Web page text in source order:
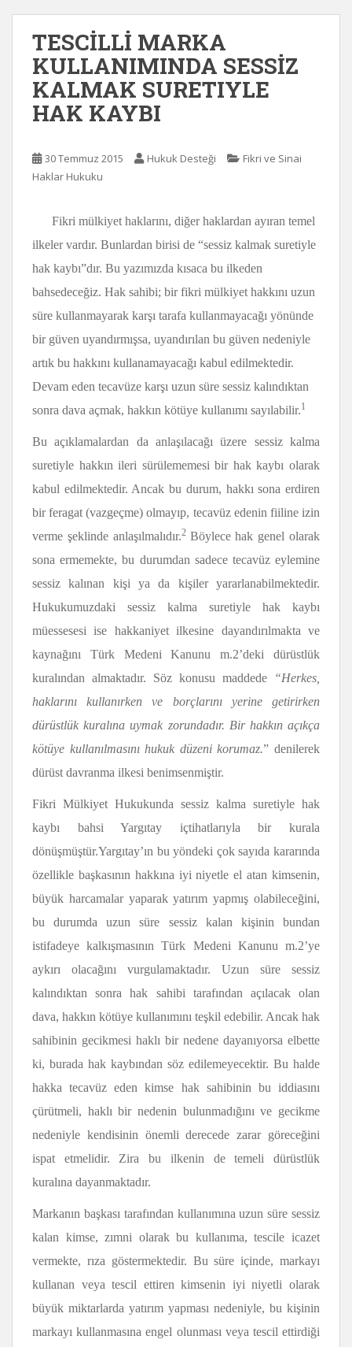
TESCİLLİ MARKA
KULLANIMINDA SESSİZ
KALMAK SURETIYLE
HAK KAYBI
30 Temmuz 2015 Hukuk Desteği
Fikri ve Sinai
Haklar Hukuku
Fikri mülkiyet haklarını, diğer haklardan ayıran temel
ilkeler vardır. Bunlardan birisi de “sessiz kalmak suretiyle
hak kaybı”dır. Bu yazımızda kısaca bu ilkeden
bahsedeceğiz. Hak sahibi; bir fikri mülkiyet hakkını uzun
süre kullanmayarak karşı tarafa kullanmayacağı yönünde
bir güven uyandırmışsa, uyandırılan bu güven nedeniyle
artık bu hakkını kullanamayacağı kabul edilmektedir.
Devam eden tecavüze karşı uzun süre sessiz kalındıktan
sonra dava açmak, hakkın kötüye kullanımı sayılabilir.1
Bu açıklamalardan da anlaşılacağı üzere sessiz kalma
suretiyle hakkın ileri sürülememesi bir hak kaybı olarak
kabul edilmektedir. Ancak bu durum, hakkı sona erdiren
bir feragat (vazgeçme) olmayıp, tecavüz edenin fiiline izin
verme şeklinde anlaşılmalıdır.2 Böylece hak genel olarak
sona ermemekte, bu durumdan sadece tecavüz eylemine
sessiz kalınan kişi ya da kişiler yararlanabilmektedir.
Hukukumuzdaki sessiz kalma suretiyle hak kaybı
müessesesi ise hakkaniyet ilkesine dayandırılmakta ve
kaynağını Türk Medeni Kanunu m.2’deki dürüstlük
kuralından almaktadır. Söz konusu maddede “Herkes,
haklarını kullanırken ve borçlarını yerine getirirken
dürüstlük kuralına uymak zorundadır. Bir hakkın açıkça
kötüye kullanılmasını hukuk düzeni korumaz.” denilerek
dürüst davranma ilkesi benimsenmiştir.
Fikri Mülkiyet Hukukunda sessiz kalma suretiyle hak
kaybı bahsi Yargıtay içtihatlarıyla bir kurala
dönüşmüştür.Yargıtay’ın bu yöndeki çok sayıda kararında
özellikle başkasının hakkına iyi niyetle el atan kimsenin,
büyük harcamalar yaparak yatırım yapmış olabileceğini,
bu durumda uzun süre sessiz kalan kişinin bundan
istifadeye kalkışmasının Türk Medeni Kanunu m.2’ye
aykırı olacağını vurgulamaktadır. Uzun süre sessiz
kalındıktan sonra hak sahibi tarafından açılacak olan
dava, hakkın kötüye kullanımını teşkil edebilir. Ancak hak
sahibinin gecikmesi haklı bir nedene dayanıyorsa elbette
ki, burada hak kaybından söz edilemeyecektir. Bu halde
hakka tecavüz eden kimse hak sahibinin bu iddiasını
çürütmeli, haklı bir nedenin bulunmadığını ve gecikme
nedeniyle kendisinin önemli derecede zarar göreceğini
ispat etmelidir. Zira bu ilkenin de temeli dürüstlük
kuralına dayanmaktadır.
Markanın başkası tarafından kullanımına uzun süre sessiz
kalan kimse, zımni olarak bu kullanıma, tescile icazet
vermekte, rıza göstermektedir. Bu süre içinde, markayı
kullanan veya tescil ettiren kimsenin iyi niyetli olarak
büyük miktarlarda yatırım yapması nedeniyle, bu kişinin
markayı kullanmasına engel olunması veya tescil ettirdiği